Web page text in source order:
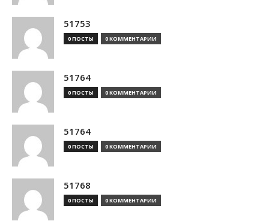
51753
0 ПОСТЫ 0 КОММЕНТАРИИ
51764
0 ПОСТЫ 0 КОММЕНТАРИИ
51764
0 ПОСТЫ 0 КОММЕНТАРИИ
51768
0 ПОСТЫ 0 КОММЕНТАРИИ